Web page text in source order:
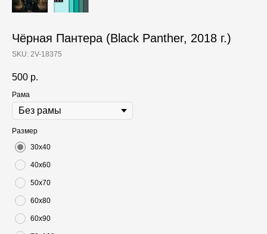
Чёрная Пантера (Black Panther, 2018 г.)
SKU: 2V-18375
500 р.
Рама
Размер
30х40
40х60
50х70
60х80
60х90